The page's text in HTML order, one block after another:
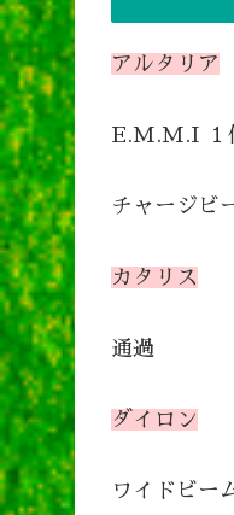
アルタリア
E.M.M.I １
チャージビ
カタリス
通過
ダイロン
ワイドビー